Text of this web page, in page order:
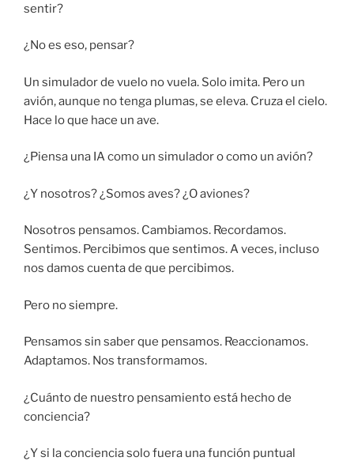
sentir?
¿No es eso, pensar?
Un simulador de vuelo no vuela. Solo imita. Pero un
avión, aunque no tenga plumas, se eleva. Cruza el cielo.
Hace lo que hace un ave.
¿Piensa una IA como un simulador o como un avión?
¿Y nosotros? ¿Somos aves? ¿O aviones?
Nosotros pensamos. Cambiamos. Recordamos.
Sentimos. Percibimos que sentimos. A veces, incluso
nos damos cuenta de que percibimos.
Pero no siempre.
Pensamos sin saber que pensamos. Reaccionamos.
Adaptamos. Nos transformamos.
¿Cuánto de nuestro pensamiento está hecho de
conciencia?
¿Y si la conciencia solo fuera una función puntual